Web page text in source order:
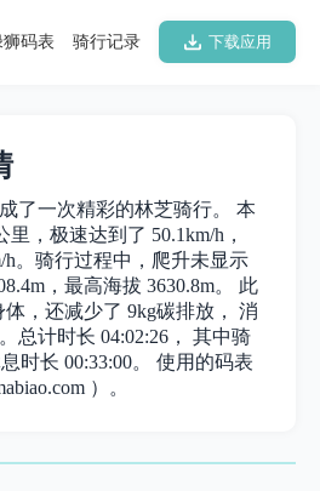
下载应用
骑行记录
狮码表
了一次精彩的林芝骑行。 本
里，极速达到了 50.1km/h，
h。骑行过程中，爬升未显示
，最高海拔 3630.8m。 此
，还减少了 9kg碳排放， 消
总计时长 04:02:26， 其中骑
时长 00:33:00。 使用的码表
）。